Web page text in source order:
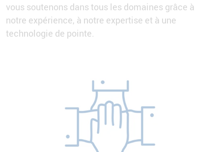
vous soutenons dans tous les domaines grâce à
notre expérience, à notre expertise et à une
technologie de pointe.